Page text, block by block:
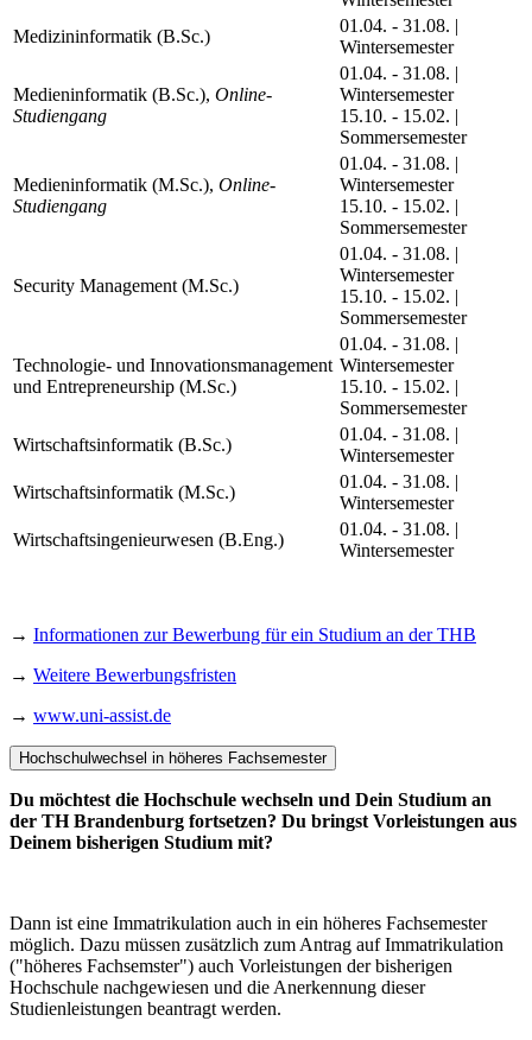
Medizininformatik (B.Sc.)
01.04. - 31.08. |
Wintersemester
Medieninformatik (B.Sc.), Online-
Studiengang
01.04. - 31.08. |
Wintersemester
15.10. - 15.02. |
Sommersemester
Medieninformatik (M.Sc.), Online-
Studiengang
01.04. - 31.08. |
Wintersemester
15.10. - 15.02. |
Sommersemester
Security Management (M.Sc.)
01.04. - 31.08. |
Wintersemester
15.10. - 15.02. |
Sommersemester
Technologie- und Innovationsmanagement
und Entrepreneurship (M.Sc.)
01.04. - 31.08. |
Wintersemester
15.10. - 15.02. |
Sommersemester
Wirtschaftsinformatik (B.Sc.)
01.04. - 31.08. |
Wintersemester
Wirtschaftsinformatik (M.Sc.)
01.04. - 31.08. |
Wintersemester
Wirtschaftsingenieurwesen (B.Eng.)
01.04. - 31.08. |
Wintersemester
→ Informationen zur Bewerbung für ein Studium an der THB
→ Weitere Bewerbungsfristen
→ www.uni-assist.de
Hochschulwechsel in höheres Fachsemester
Du möchtest die Hochschule wechseln und Dein Studium an
der TH Brandenburg fortsetzen? Du bringst Vorleistungen aus
Deinem bisherigen Studium mit?
Dann ist eine Immatrikulation auch in ein höheres Fachsemester
möglich. Dazu müssen zusätzlich zum Antrag auf Immatrikulation
("höheres Fachsemster") auch Vorleistungen der bisherigen
Hochschule nachgewiesen und die Anerkennung dieser
Studienleistungen beantragt werden.